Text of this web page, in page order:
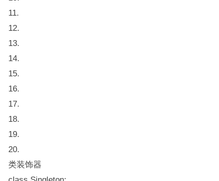
11.
12.
13.
14.
15.
16.
17.
18.
19.
20.
类装饰器